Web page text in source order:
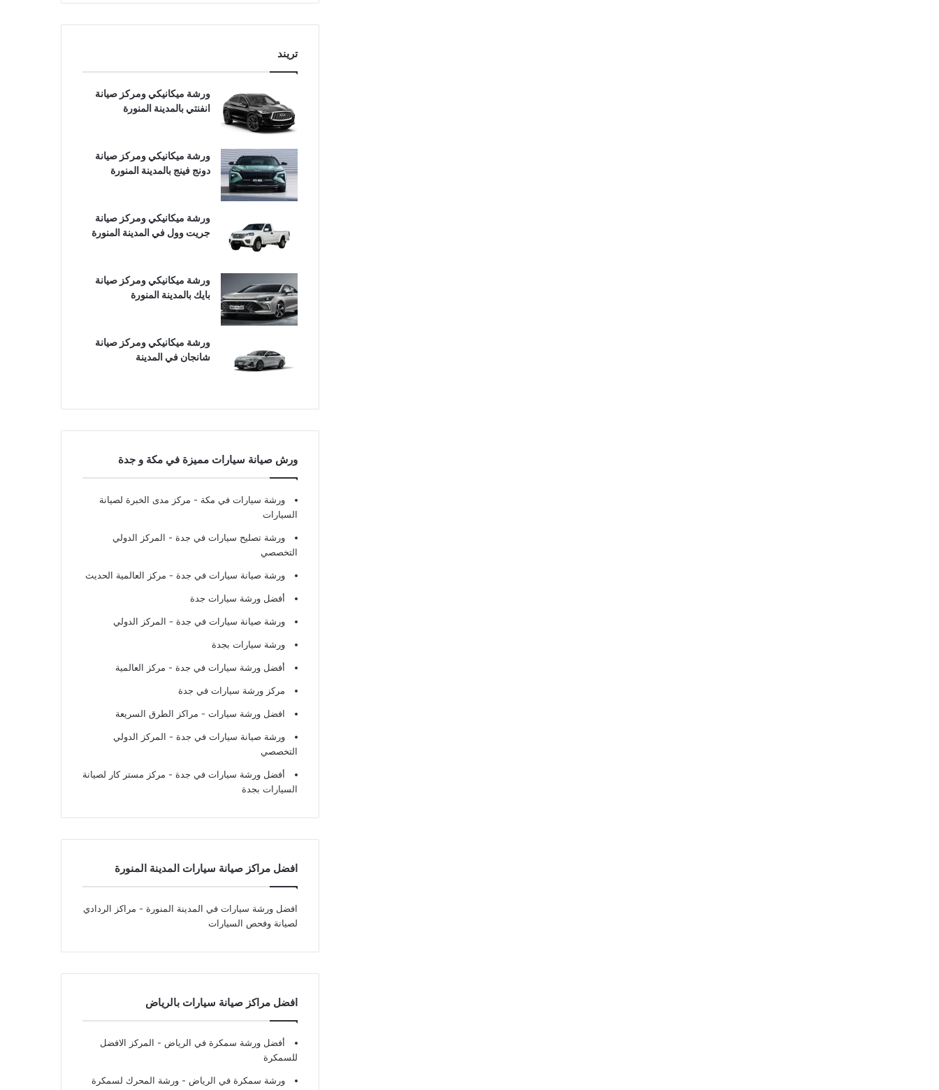
تريند
ورشة ميكانيكي ومركز صيانة
انفنتي بالمدينة المنورة
ورشة ميكانيكي ومركز صيانة
دونج فينج بالمدينة المنورة
ورشة ميكانيكي ومركز صيانة
جريت وول في المدينة المنورة
ورشة ميكانيكي ومركز صيانة
بايك بالمدينة المنورة
ورشة ميكانيكي ومركز صيانة
شانجان في المدينة
ورش صيانة سيارات مميزة في مكة و جدة
ورشة سيارات في مكة - مركز مدى الخبرة لصيانة
السيارات
ورشة تصليح سيارات في جدة - المركز الدولي
التخصصي
ورشة صيانة سيارات في جدة - مركز العالمية الحديث
أفضل ورشة سيارات جدة
ورشة صيانة سيارات في جدة - المركز الدولي
ورشة سيارات بجدة
أفضل ورشة سيارات في جدة - مركز العالمية
مركز ورشة سيارات في جدة
افضل ورشة سيارات - مراكز الطرق السريعة
ورشة صيانة سيارات في جدة - المركز الدولي
التخصصي
أفضل ورشة سيارات في جدة - مركز مستر كار لصيانة
السيارات بجدة
افضل مراكز صيانة سيارات المدينة المنورة
افضل ورشة سيارات في المدينة المنورة - مراكز الردادي
لصيانة وفحص السيارات
افضل مراكز صيانة سيارات بالرياض
أفضل ورشة سمكرة في الرياض - المركز الافضل
للسمكرة
ورشة سمكرة في الرياض - ورشة المحرك لسمكرة